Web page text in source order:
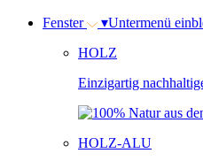
Fenster ▾Untermenü
HOLZ
Einzigartig
HOLZ-ALU